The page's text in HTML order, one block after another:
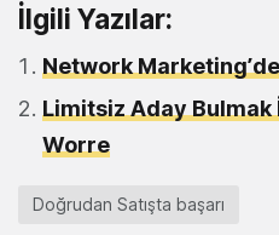
İlgili Yazılar:
Network
Limitsiz Aday Bulmak
Worre
Doğrudan Satışta başarı